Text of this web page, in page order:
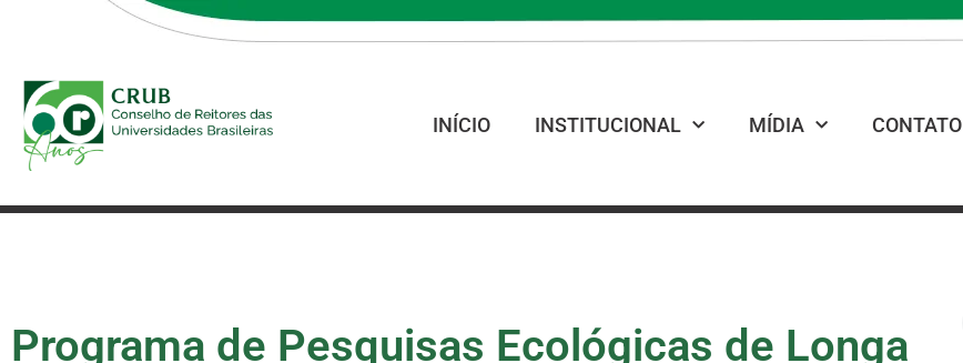
INÍCIO INSTITUCIONAL MÍDIA CONTATO
Programa de Pesquisas Ecológicas de Longa